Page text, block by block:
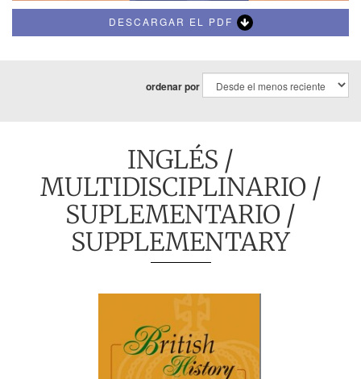
DESCARGAR EL PDF
ordenar por
INGLÉS /
MULTIDISCIPLINARIO /
SUPLEMENTARIO /
SUPPLEMENTARY